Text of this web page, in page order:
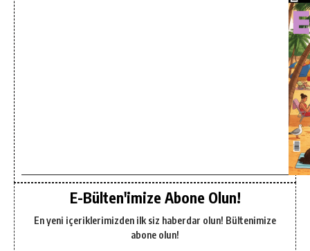
E-Bülten'imize Abone Olun!
En yeni içeriklerimizden ilk siz haberdar olun! Bültenimize
abone olun!